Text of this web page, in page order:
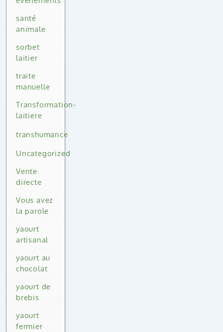
santé
animale
sorbet
laitier
traite
manuelle
Transformation-
laitiere
transhumance
Uncategorized
Vente
directe
Vous avez
la parole
yaourt
artisanal
yaourt au
chocolat
yaourt de
brebis
yaourt
fermier